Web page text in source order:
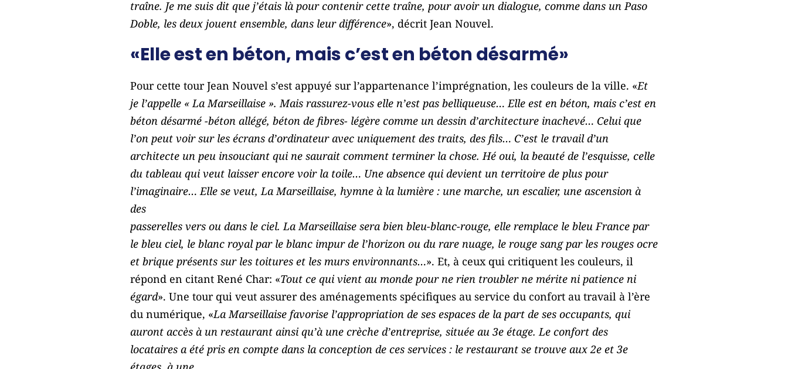
traîne. Je me suis dit que j’étais là pour contenir cette traîne, pour avoir un dialogue, comme dans un Paso
Doble, les deux jouent ensemble, dans leur différence», décrit Jean Nouvel.
«Elle est en béton, mais c’est en béton désarmé»
Pour cette tour Jean Nouvel s’est appuyé sur l’appartenance l’imprégnation, les couleurs de la ville. «Et
je l’appelle « La Marseillaise ». Mais rassurez-vous elle n’est pas belliqueuse… Elle est en béton, mais c’est en
béton désarmé -béton allégé, béton de fibres- légère comme un dessin d’architecture inachevé… Celui que
l’on peut voir sur les écrans d’ordinateur avec uniquement des traits, des fils… C’est le travail d’un
architecte un peu insouciant qui ne saurait comment terminer la chose. Hé oui, la beauté de l’esquisse, celle
du tableau qui veut laisser encore voir la toile… Une absence qui devient un territoire de plus pour
l’imaginaire… Elle se veut, La Marseillaise, hymne à la lumière : une marche, un escalier, une ascension à
des
passerelles vers ou dans le ciel. La Marseillaise sera bien bleu-blanc-rouge, elle remplace le bleu France par
le bleu ciel, le blanc royal par le blanc impur de l’horizon ou du rare nuage, le rouge sang par les rouges ocre
et brique présents sur les toitures et les murs environnants…». Et, à ceux qui critiquent les couleurs, il
répond en citant René Char: «Tout ce qui vient au monde pour ne rien troubler ne mérite ni patience ni
égard». Une tour qui veut assurer des aménagements spécifiques au service du confort au travail à l’ère
du numérique, «La Marseillaise favorise l’appropriation de ses espaces de la part de ses occupants, qui
auront accès à un restaurant ainsi qu’à une crèche d’entreprise, située au 3e étage. Le confort des
locataires a été pris en compte dans la conception de ces services : le restaurant se trouve aux 2e et 3e